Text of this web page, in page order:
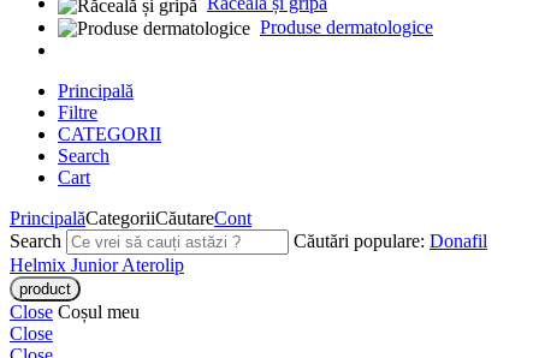
Produse dermatologice
Principală
Filtre
CATEGORII
Search
Cart
PrincipalăCategoriiCăutareCont
Search
Căutări populare: Donafil
Helmix JuniorAterolip
Close Coșul meu
Close